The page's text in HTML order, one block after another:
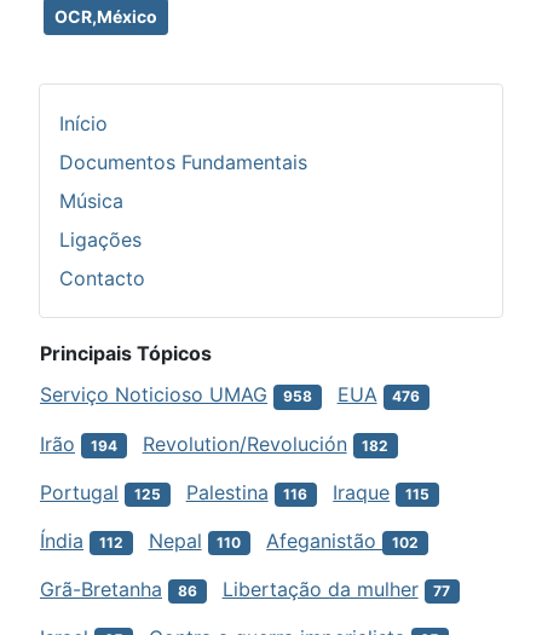
OCR,México
Início
Documentos Fundamentais
Música
Ligações
Contacto
Principais Tópicos
Serviço Noticioso UMAG
958 EUA 476
Irão 194 Revolution/Revolución 182
Portugal 125 Palestina 116 Iraque 115
Índia 112 Nepal 110 Afeganistão 102
Grã-Bretanha 86 Libertação da mulher 77